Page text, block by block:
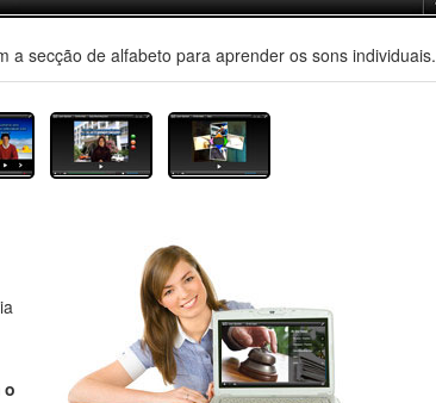
a secção de alfabeto para aprender os sons individuais.
o